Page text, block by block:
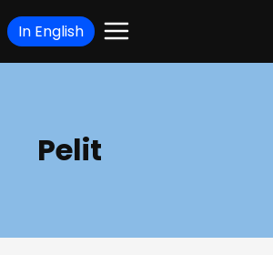
In English
Pelit